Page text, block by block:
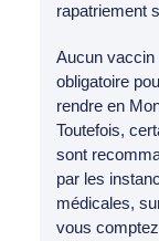
rapatriement
Aucun vaccin
obligatoire
rendre en
Toutefois,
sont
par les
médicales,
vous comptez